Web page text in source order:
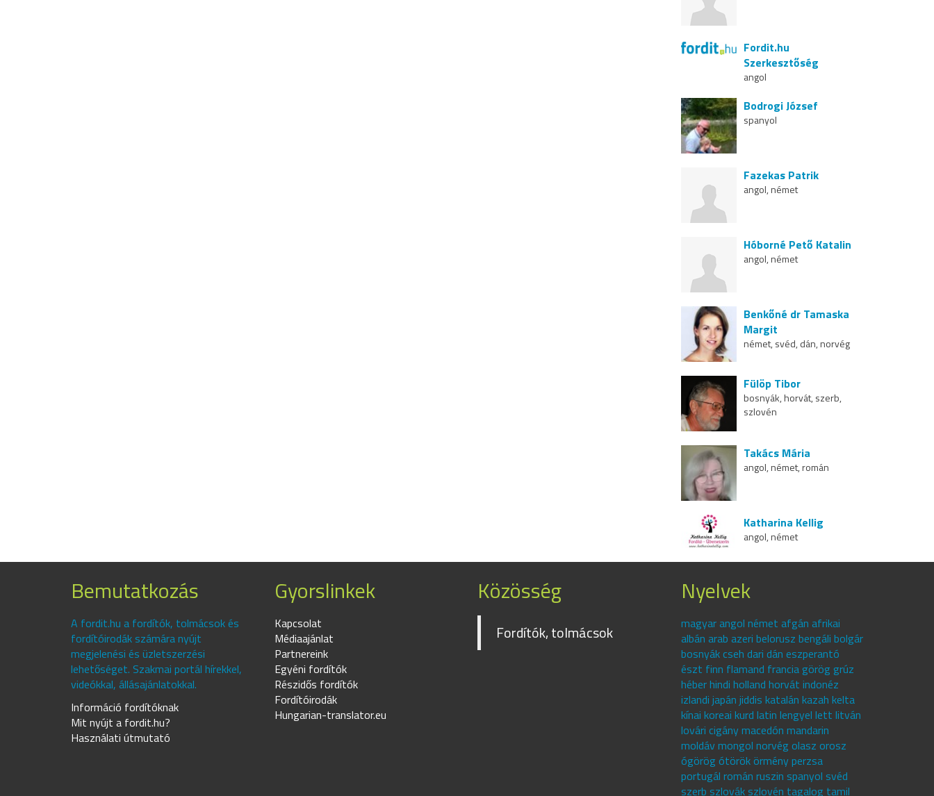
Fordit.hu
Szerkesztőség
angol
Bodrogi József
spanyol
Fazekas Patrik
angol, német
Hóborné Pető Katalin
angol, német
Benkőné dr Tamaska
Margit
német, svéd, dán, norvég
Fülöp Tibor
bosnyák, horvát, szerb,
szlovén
Takács Mária
angol, német, román
Katharina Kellig
angol, német
Bemutatkozás
A fordit.hu a fordítók, tolmácsok és
fordítóirodák számára nyújt
megjelenési és üzletszerzési
lehetőséget. Szakmai portál hírekkel,
videókkal, állásajánlatokkal.
Információ fordítóknak
Mit nyújt a fordit.hu?
Használati útmutató
Gyorslinkek
Kapcsolat
Médiaajánlat
Partnereink
Egyéni fordítók
Részidős fordítók
Fordítóirodák
Hungarian-translator.eu
Közösség
Fordítók, tolmácsok
Nyelvek
magyar angol német afgán afrikai
albán arab azeri belorusz bengáli bolgár
bosnyák cseh dari dán eszperantó
észt finn flamand francia görög grúz
héber hindi holland horvát indonéz
izlandi japán jiddis katalán kazah kelta
kínai koreai kurd latin lengyel lett litván
lovári cigány macedón mandarin
moldáv mongol norvég olasz orosz
ógörög ótörök örmény perzsa
portugál román ruszin spanyol svéd
szerb szlovák szlovén tagalog tamil